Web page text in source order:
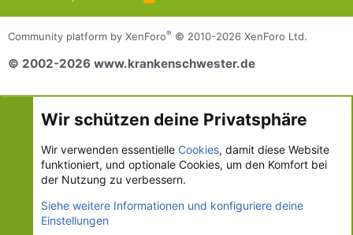
S
S
Community platform by XenForo® © 2010-2026 XenForo Ltd.
© 2002-2026 www.krankenschwester.de
Wir schützen deine Privatsphäre
Wir verwenden essentielle Cookies, damit diese Website
funktioniert, und optionale Cookies, um den Komfort bei
der Nutzung zu verbessern.
Siehe weitere Informationen und konfiguriere deine
Einstellungen